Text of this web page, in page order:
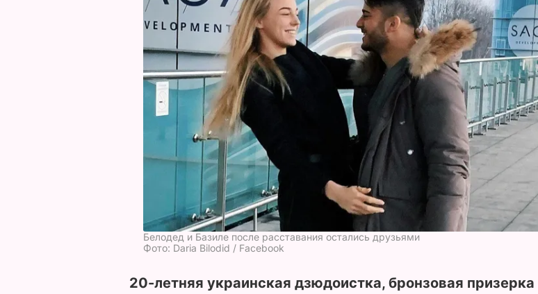
Белодед и Базиле после расставания остались друзьями
Фото: Daria Bilodid / Facebook
20-летняя украинская дзюдоистка, бронзовая призерка